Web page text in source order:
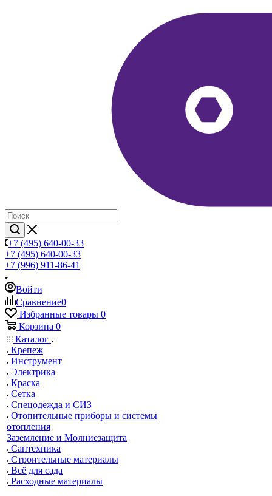
+7 (495) 640-00-33
+7 (495) 640-00-33
+7 (996) 911-86-41
Войти
Сравнение0
Избранные товары 0
Корзина 0
Каталог
Крепеж
Инструмент
Электрика
Краска
Сетка
Спецодежда и СИЗ
Отопительные приборы и системы
отопления
Заземление и Молниезащита
Сантехника
Строительные материалы
Всё для сада
Расходные материалы